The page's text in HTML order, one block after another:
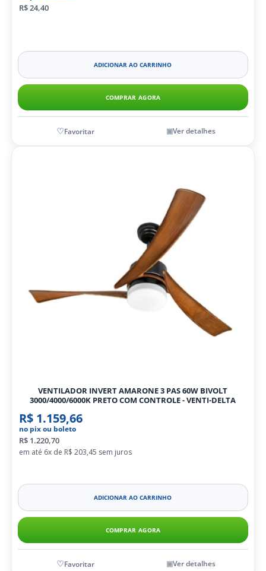
R$ 24,40
ADICIONAR AO CARRINHO
COMPRAR AGORA
Ver detalhes
VENTILADOR INVERT AMARONE 3 PAS 60W BIVOLT
3000/4000/6000K PRETO COM CONTROLE - VENTI-DELTA
R$ 1.159,66
no pix ou boleto
R$ 1.220,70
6x de R$ 203,45
ADICIONAR AO CARRINHO
COMPRAR AGORA
Ver detalhes